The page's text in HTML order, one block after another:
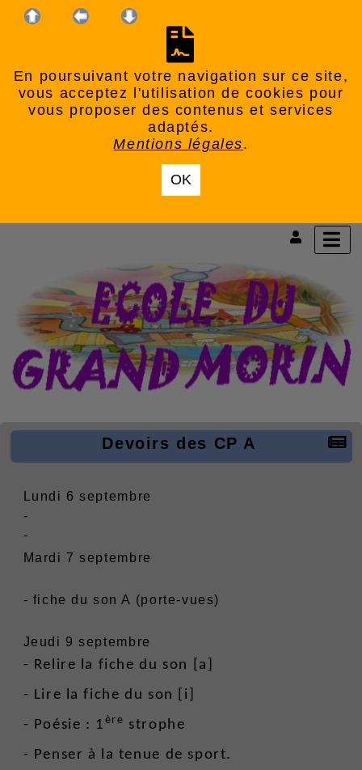
En poursuivant votre navigation sur ce site,
vous acceptez l'utilisation de cookies pour
vous proposer des contenus et services
adaptés.
Mentions légales.
OK
Devoirs des CP A
Lundi 6 septembre
-
-
Mardi 7 septembre
- fiche du son A (porte-vues)
Jeudi 9 septembre
- Relire la fiche du son [a]
- Lire la fiche du son [i]
- Poésie : 1 ère strophe
- Penser à la tenue de sport.